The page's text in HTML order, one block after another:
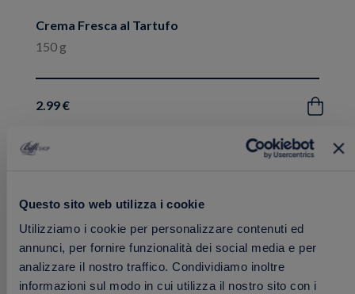
Questo sito web utilizza i cookie
Utilizziamo i cookie per personalizzare contenuti ed
annunci, per fornire funzionalità dei social media e per
analizzare il nostro traffico. Condividiamo inoltre
informazioni sul modo in cui utilizza il nostro sito con i
Crema Fresca al Tartufo
150 g
2.99 € Acquista
preferiti